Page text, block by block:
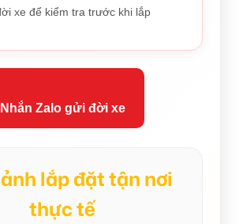
xe để kiểm tra trước khi lắp
Nhắn Zalo gửi đời xe
lắp đặt tận nơi
thực tế